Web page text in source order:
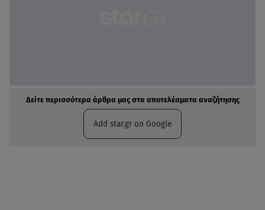
Δείτε περισσότερα άρθρα μας στα αποτελέσματα αναζήτησης
Add star.gr on Google